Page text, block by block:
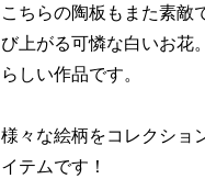
こちらの陶板もまた素敵
び上がる可憐な白いお花
らしい作品です。
様々な絵柄をコレクショ
イテムです！